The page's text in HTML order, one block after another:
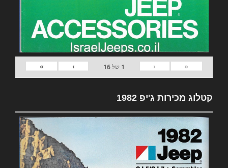
«
‹
1 של16
›
»
קטלוג מכירות ג'יפ 1982